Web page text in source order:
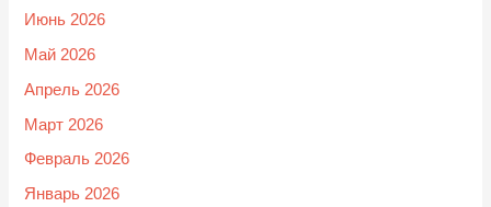
Июнь 2026
Май 2026
Апрель 2026
Март 2026
Февраль 2026
Январь 2026